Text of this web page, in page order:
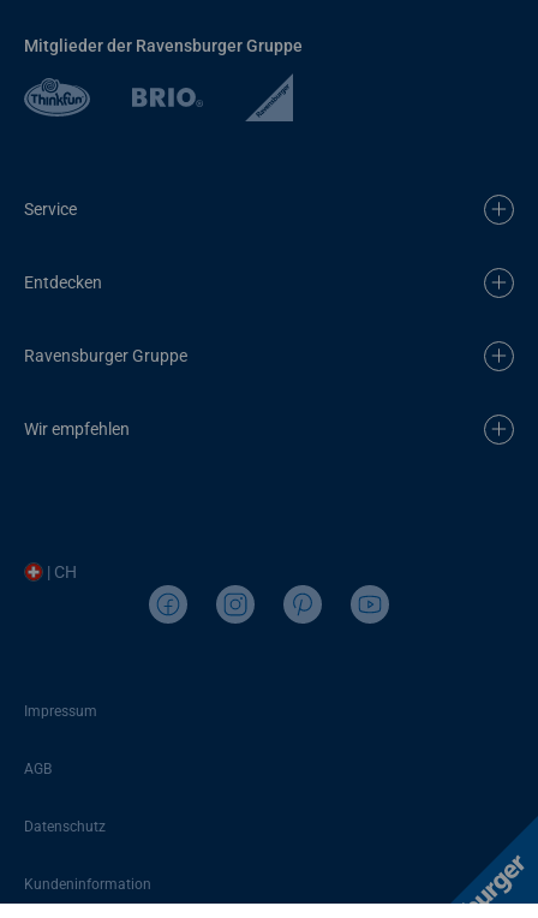
Mitglieder der Ravensburger Gruppe
Service
Entdecken
Ravensburger Gruppe
Wir empfehlen
| CH
Impressum
AGB
Datenschutz
Kundeninformation